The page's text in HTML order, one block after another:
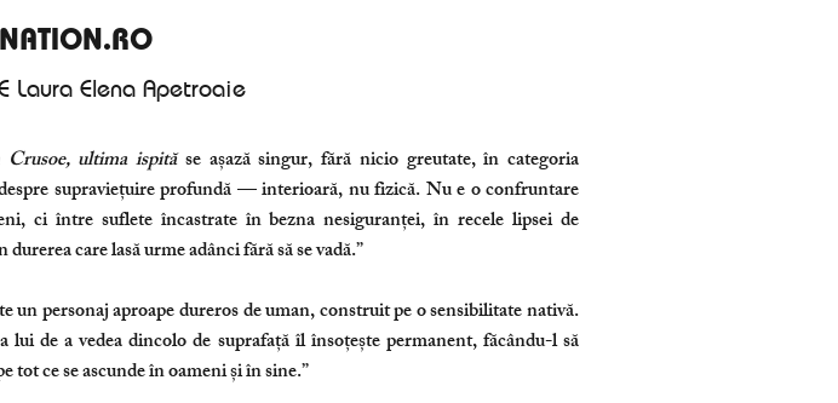
Laura Elena Apetroaie
Crusoe, ultima ispităse așază singur, fără nicio greutate, în categoria
supraviețuire profundă — interioară, nu fizică. Nu e o confruntare
ci între suflete încastrate în bezna nesiguranței, în recele lipsei de
care lasă urme adânci fără să se vadă.”
un personaj aproape dureros de uman, construit pe o sensibilitate nativă.
lui de a vedea dincolo de suprafață îl însoțește permanent, făcându-l să
tot ce se ascunde în oameni și în sine.”